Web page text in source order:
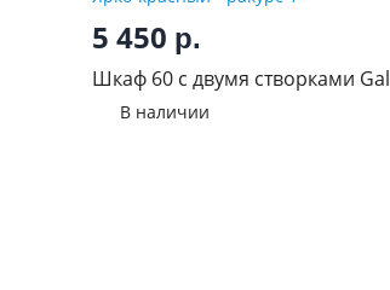
5 450 р.
Шкаф 60 с двумя створками
Ярко-красный
В наличии